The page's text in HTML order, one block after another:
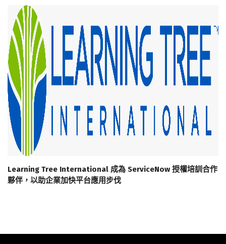
Learning Tree International 成為 ServiceNow 授權培訓合作
夥伴，以助企業加快平台應用步伐